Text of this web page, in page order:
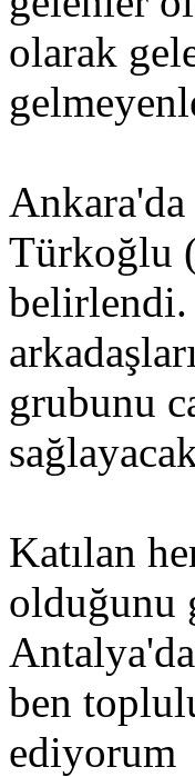
olarak
Türkoğlu
belirlendi.
grubunu
Katılan
olduğunu
ben
ediyorum